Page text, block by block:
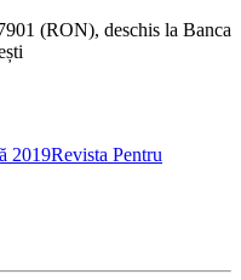
(RON), deschis la Banca
2019Revista Pentru